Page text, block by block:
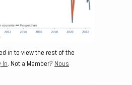
in to view the rest of the
In. Not a Member? Nous